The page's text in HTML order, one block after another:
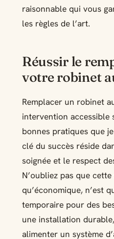
raisonnable qui vous
les règles de l’art.
Réussir le
votre robinet
Remplacer un robinet
intervention accessible
bonnes pratiques que
clé du succès réside
soignée et le respect
N’oubliez pas que
qu’économique, n’est
temporaire pour des
une installation
alimenter un système